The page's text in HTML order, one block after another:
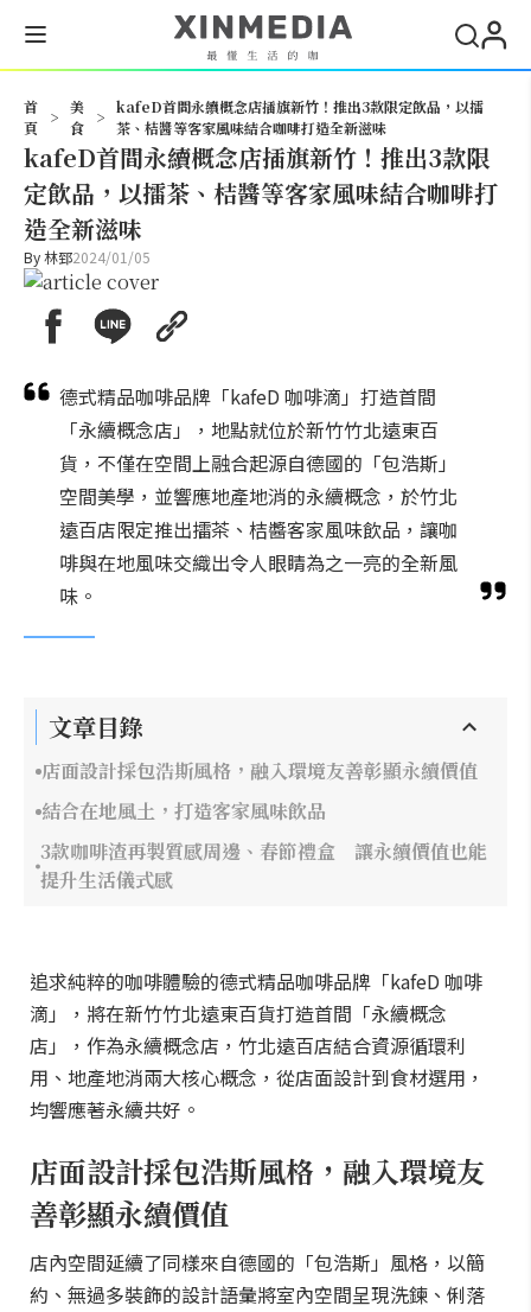
首
頁
>
美
食
>
kafeD首間永續概念店插旗新竹！推出3款限定飲品，以擂
茶、桔醬等客家風味結合咖啡打造全新滋味
kafeD首間永續概念店插旗新竹！推出3款限
定飲品，以擂茶、桔醬等客家風味結合咖啡打
造全新滋味
By林郅2024/01/05
德式精品咖啡品牌「kafeD 咖啡滴」打造首間
「永續概念店」，地點就位於新竹竹北遠東百
貨，不僅在空間上融合起源自德國的「包浩斯」
空間美學，並響應地產地消的永續概念，於竹北
遠百店限定推出擂茶、桔醬客家風味飲品，讓咖
啡與在地風味交織出令人眼睛為之一亮的全新風
味。
文章目錄
店面設計採包浩斯風格，融入環境友善彰顯永續價值
結合在地風土，打造客家風味飲品
3款咖啡渣再製質感周邊、春節禮盒 讓永續價值也能
提升生活儀式感
追求純粹的咖啡體驗的德式精品咖啡品牌「kafeD 咖啡
滴」，將在新竹竹北遠東百貨打造首間「永續概念
店」，作為永續概念店，竹北遠百店結合資源循環利
用、地產地消兩大核心概念，從店面設計到食材選用，
均響應著永續共好。
店面設計採包浩斯風格，融入環境友
善彰顯永續價值
店內空間延續了同樣來自德國的「包浩斯」風格，以簡
約、無過多裝飾的設計語彙將室內空間呈現洗鍊、俐落